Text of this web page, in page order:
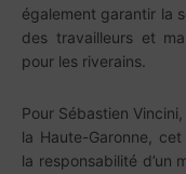
également garantir la
des travailleurs et
pour les riverains.
Pour Sébastien
la Haute-Garonne,
la responsabilité d’un